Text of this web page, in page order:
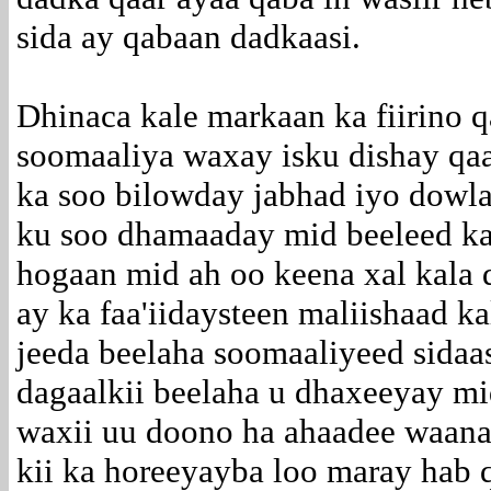
sida ay qabaan dadkaasi.
Dhinaca kale markaan ka fiirino
soomaaliya waxay isku dishay
ka soo bilowday jabhad iyo
ku soo dhamaaday mid beeleed
hogaan mid ah oo keena xal
ay ka faa'iidaysteen maliishaad
jeeda beelaha soomaaliyeed
dagaalkii beelaha u dhaxeeyay
waxii uu doono ha ahaadee
kii ka horeeyayba loo maray hab